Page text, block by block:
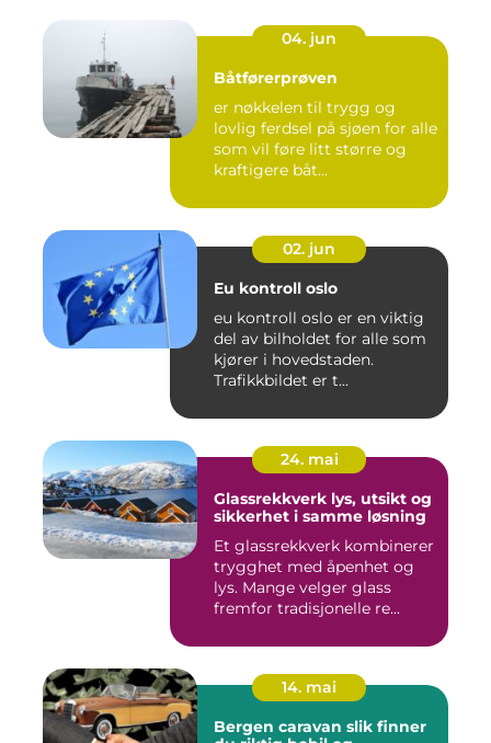
04. jun
Båtførerprøven
er nøkkelen til trygg og
lovlig ferdsel på sjøen for alle
som vil føre litt større og
kraftigere båt...
02. jun
Eu kontroll oslo
eu kontroll oslo er en viktig
del av bilholdet for alle som
kjører i hovedstaden.
Trafikkbildet er t...
24. mai
Glassrekkverk lys, utsikt og
sikkerhet i samme løsning
Et glassrekkverk kombinerer
trygghet med åpenhet og
lys. Mange velger glass
fremfor tradisjonelle re...
14. mai
Bergen caravan slik finner